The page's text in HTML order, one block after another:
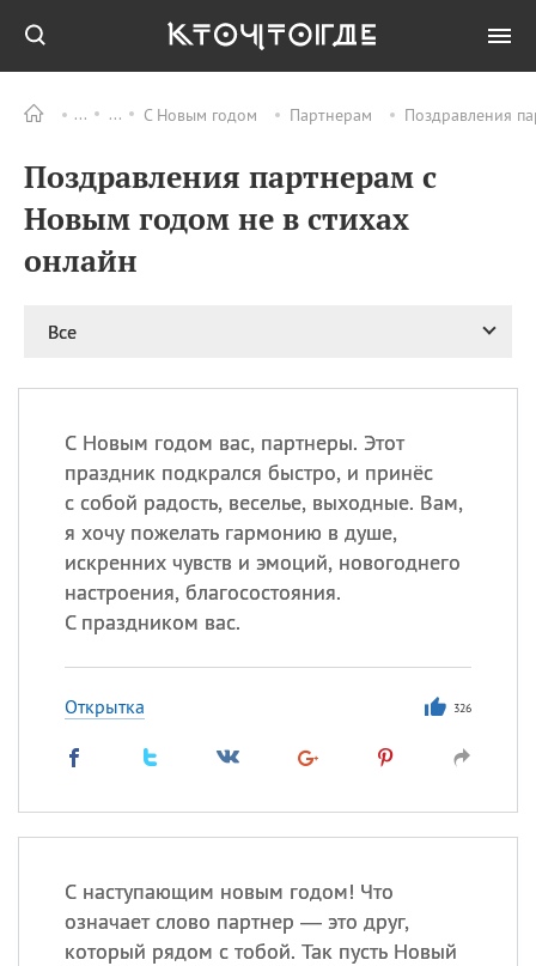
С Новым годом Партнерам Поздравления
Поздравления партнерам с
Новым годом не в стихах
онлайн
Все
С Новым годом вас, партнеры. Этот
праздник подкрался быстро, и принёс
с собой радость, веселье, выходные. Вам,
я хочу пожелать гармонию в душе,
искренних чувств и эмоций, новогоднего
настроения, благосостояния.
С праздником вас.
Открытка 326
С наступающим новым годом! Что
означает слово партнер — это друг,
который рядом с тобой. Так пусть Новый
ПРАЗДНИКИ Все
08.08 День «Счастье
случается» (Happiness
Happens Day)
больных
09.08 День книголюбов (Book
Lovers Day)
ИМЕНА
Макар
Анна
Посмотреть значениеи